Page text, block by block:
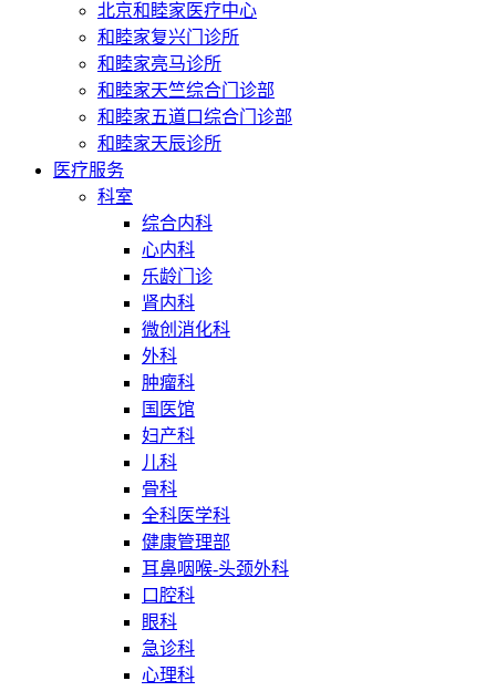
北京和睦家医疗中心
和睦家复兴门诊所
和睦家亮马诊所
和睦家天竺综合门诊部
和睦家五道口综合门诊部
和睦家天辰诊所
医疗服务
科室
综合内科
心内科
乐龄门诊
肾内科
微创消化科
外科
肿瘤科
国医馆
妇产科
儿科
骨科
全科医学科
健康管理部
耳鼻咽喉-头颈外科
口腔科
眼科
急诊科
心理科